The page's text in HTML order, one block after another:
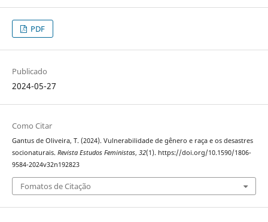
PDF
Publicado
2024-05-27
Como Citar
Gantus de Oliveira, T. (2024). Vulnerabilidade de gênero e raça e os desastres
socionaturais. Revista Estudos Feministas, 32(1). https://doi.org/10.1590/1806-
9584-2024v32n192823
Fomatos de Citação